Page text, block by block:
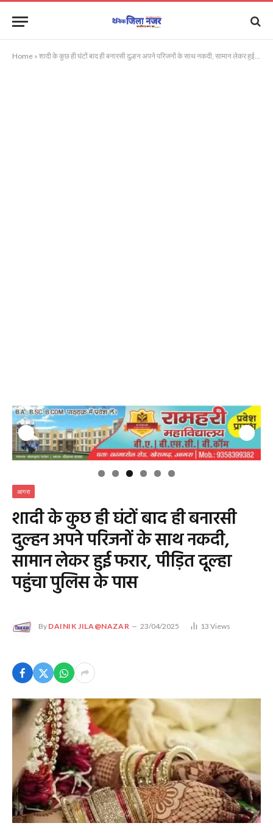
Home » शादी के कुछ ही घंटों बाद ही बनारसी दुल्हन अपने परिजनों के साथ नकदी, सामान लेकर हुई फरार, पीड़ित दूल्हा पहुंचा पुलिस के पास
आगरा
शादी के कुछ ही घंटों बाद ही बनारसी
दुल्हन अपने परिजनों के साथ नकदी,
सामान लेकर हुई फरार, पीड़ित दूल्हा
पहुंचा पुलिस के पास
By DAINIK JILA@NAZAR 23/04/2025 13Views